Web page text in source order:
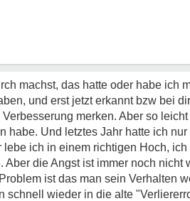
machst, das hatte oder habe ich
und erst jetzt erkannt bzw bei
merken. Aber so
habe. Und letztes Jahr hatte ich
ich in einem richtigen Hoch,
Aber die Angst ist immer noch
ist das man sein Verhalten
schnell wieder in die alte